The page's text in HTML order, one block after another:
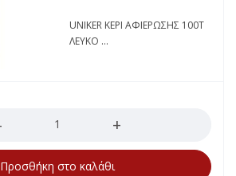
UNIKER ΚΕΡΙ ΑΦΙΕΡΩΣΗΣ 100Τ
ΛΕΥΚΟ
Προσθήκη στο καλάθι